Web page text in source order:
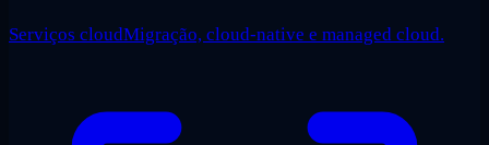
Serviços cloudMigração, cloud-native e managed cloud.